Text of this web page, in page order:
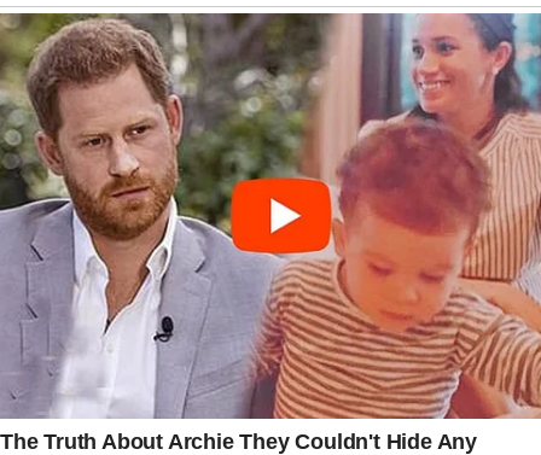
Com o avanço do Alzheimer, Oscar Maroni foi,
aos poucos, se afastando da cena que tanto
dominou. Os negócios passaram para os filhos, o
Bahamas tentou se adaptar a novos tempos,
mas o sobrenome continuou carregando um
peso simbólico. Era o retrato de uma era em que
exagero, barulho e escândalo andavam juntos.
Com sua morte, encerra-se um ciclo. Não um
ciclo discreto ou exemplar, mas barulhento,
controverso e fiel ao personagem que ele
escolheu interpretar. Oscar Maroni sai de cena